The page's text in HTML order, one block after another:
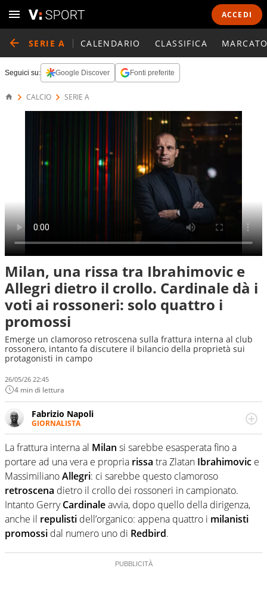
ACCEDI
SERIE A CALENDARIO CLASSIFICA
Seguici su: Google Discover Fonti preferite
CALCIO SERIE A
Milan, una rissa tra Ibrahimovic e
Allegri dietro il crollo. Cardinale dà i
voti ai rossoneri: solo quattro i
promossi
Emerge un clamoroso retroscena sulla frattura interna al club
rossonero, intanto fa discutere il bilancio della proprietà sui
protagonisti in campo
26/05/26 22:45
4 min di lettura
Fabrizio Napoli
GIORNALISTA
Giornalista professionista, per Virgilio Sport segue anche
il calcio ma è con la pallanuoto che esalta competenze e
passioni. Cura la comunicazione di HaBaWaBa, il più
grande festival di waterpolo per bambini al mondo
La frattura interna al Milan si sarebbe esasperata fino a
portare ad una vera e propria rissa tra Zlatan Ibrahimovic e
MassimilianoAllegri: ci sarebbe questo clamoroso
retroscena dietro il crollo dei rossoneri in campionato.
Intanto GerryCardinaleavvia, dopo quello della dirigenza,
anche il repulisti dell’organico: appena quattro i milanisti
promossi dal numero uno di Redbird.